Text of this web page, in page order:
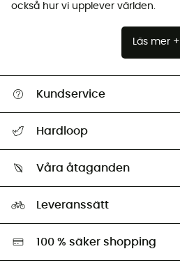
också hur vi upplever världen.
Läs mer +
Kundservice
Retur & återbetalning
Hardloop
Ambassadörer
Våra åtaganden
Miljöanpassat urval
Leveranssätt
100 % säker shopping